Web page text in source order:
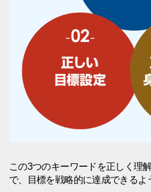
この3つのキーワードを正しく理
で、目標を戦略的に達成できるよ